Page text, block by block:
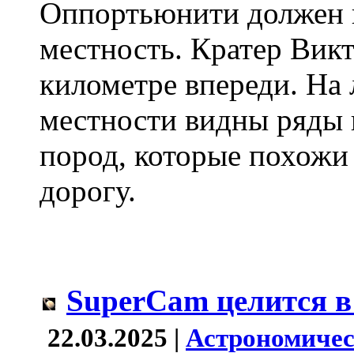
Оппортьюнити должен
местность. Кратер
километре впереди.
местности видны ряды
пород, которые
дорогу.
SuperCam целится
22.03.2025 |